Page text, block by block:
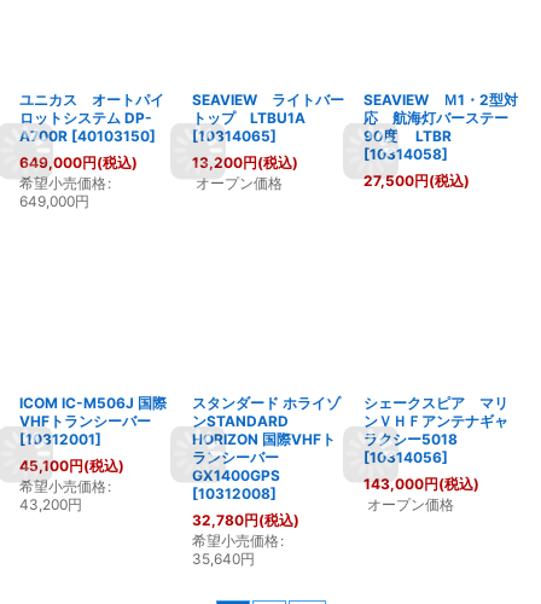
ユニカス オートパイ
ロットシステム DP-
A700R [40103150]
649,000円(税込)
希望小売価格:
649,000円
SEAVIEW ライトバー
トップ LTBU1A
[10314065]
13,200円(税込)
オープン価格
SEAVIEW Ｍ1・2型対
応 航海灯バーステー
90度 LTBR
[10314058]
27,500円(税込)
ICOM IC-M506J 国際
VHFトランシーバー
[10312001]
45,100円(税込)
希望小売価格:
43,200円
スタンダード ホライゾ
ンSTANDARD
HORIZON 国際VHFト
ランシーバー
GX1400GPS
[10312008]
32,780円(税込)
希望小売価格:
35,640円
シェークスピア マリ
ンＶＨＦアンテナギャ
ラクシー5018
[10314056]
143,000円(税込)
オープン価格